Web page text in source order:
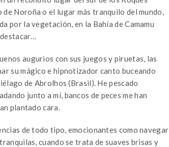
Noroña o el lugar más tranquilo del mundo,
por la vegetación, en la Bahía de Camamu
augurios con sus juegos y piruetas, las
su mágico e hipnotizador canto buceando
de Abrolhos (Brasil). He pescado
junto a mí, bancos de peces me han
plantado cara.
de todo tipo, emocionantes como navegar
cuando se trata de suaves brisas y